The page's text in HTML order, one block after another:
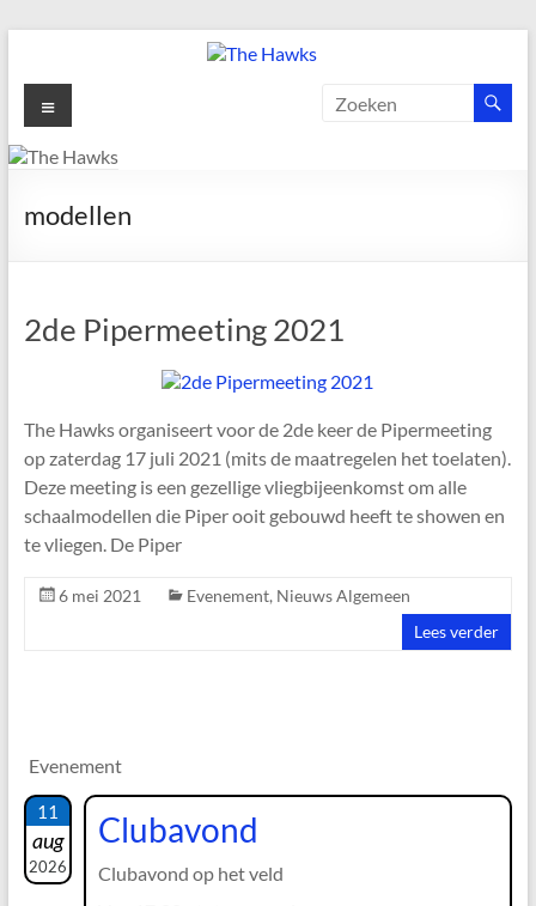
de
inhoud
The
Hawks
gezelligste
Menu
modellen
2de Pipermeeting 2021
The Hawks organiseert voor de 2de keer de Pipermeeting
op zaterdag 17 juli 2021 (mits de maatregelen het toelaten).
Deze meeting is een gezellige vliegbijeenkomst om alle
schaalmodellen die Piper ooit gebouwd heeft te showen en
te vliegen. De Piper
6 mei 2021 Evenement, Nieuws Algemeen
Lees verder
Evenement
11
aug
2026
Clubavond
Clubavond op het veld